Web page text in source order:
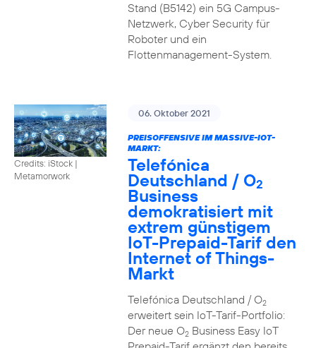
Stand (B5142) ein 5G Campus-
Netzwerk, Cyber Security für
Roboter und ein
Flottenmanagement-System.
Credits: iStock |
Metamorwork
06. Oktober 2021
PREISOFFENSIVE IM MASSIVE-IOT-
MARKT:
Telefónica
Deutschland / O2
Business
demokratisiert mit
extrem günstigem
IoT-Prepaid-Tarif den
Internet of Things-
Markt
Telefónica Deutschland / O2
erweitert sein IoT-Tarif-Portfolio:
Der neue O2Business Easy IoT